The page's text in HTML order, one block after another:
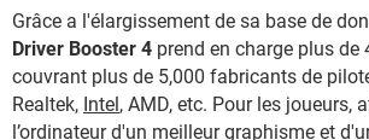
Grâce a l'élargissement de sa base de
Driver Booster 4 prend en charge plus de
couvrant plus de 5,000 fabricants de
Realtek, Intel , AMD, etc. Pour les joueurs,
l’ordinateur d'un meilleur graphisme et